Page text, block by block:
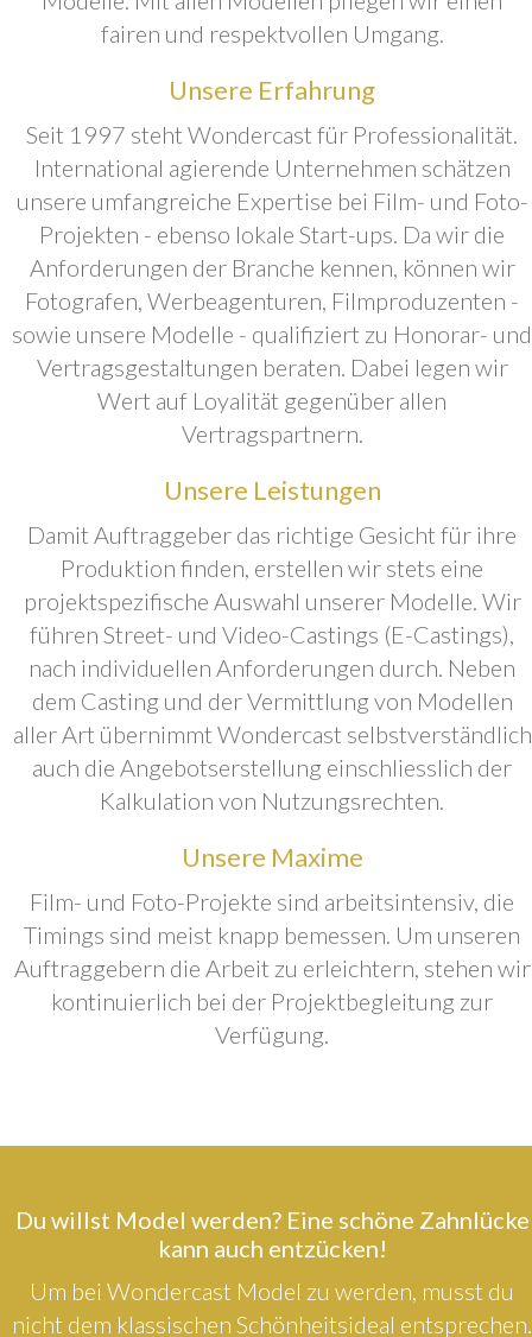
fairen und respektvollen Umgang.
Unsere Erfahrung
Seit 1997 steht Wondercast für Professionalität.
International agierende Unternehmen schätzen
unsere umfangreiche Expertise bei Film- und Foto-
Projekten - ebenso lokale Start-ups. Da wir die
Anforderungen der Branche kennen, können wir
Fotografen, Werbeagenturen, Filmproduzenten -
sowie unsere Modelle - qualifiziert zu Honorar- und
Vertragsgestaltungen beraten. Dabei legen wir
Wert auf Loyalität gegenüber allen
Vertragspartnern.
Unsere Leistungen
Damit Auftraggeber das richtige Gesicht für ihre
Produktion finden, erstellen wir stets eine
projektspezifische Auswahl unserer Modelle. Wir
führen Street- und Video-Castings (E-Castings),
nach individuellen Anforderungen durch. Neben
dem Casting und der Vermittlung von Modellen
aller Art übernimmt Wondercast selbstverständlich
auch die Angebotserstellung einschliesslich der
Kalkulation von Nutzungsrechten.
Unsere Maxime
Film- und Foto-Projekte sind arbeitsintensiv, die
Timings sind meist knapp bemessen. Um unseren
Auftraggebern die Arbeit zu erleichtern, stehen wir
kontinuierlich bei der Projektbegleitung zur
Verfügung.
Du willst Model werden? Eine schöne Zahnlücke
kann auch entzücken!
Um bei Wondercast Model zu werden, musst du
nicht dem klassischen Schönheitsideal entsprechen.